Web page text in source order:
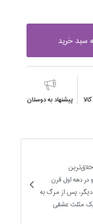
سبد خرید
پیشنهاد به دوستان
دهه اول قرن
پس از مرگ به
يك مثلث عشقي